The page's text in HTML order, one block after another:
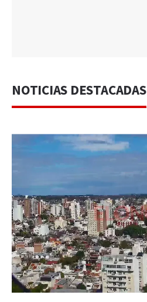
NOTICIAS DESTACADAS